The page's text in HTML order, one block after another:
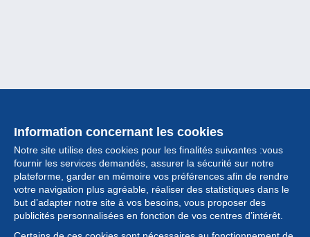
Information concernant les cookies
Notre site utilise des cookies pour les finalités suivantes :vous
fournir les services demandés, assurer la sécurité sur notre
plateforme, garder en mémoire vos préférences afin de rendre
votre navigation plus agréable, réaliser des statistiques dans le
but d’adapter notre site à vos besoins, vous proposer des
publicités personnalisées en fonction de vos centres d’intérêt.
Collection